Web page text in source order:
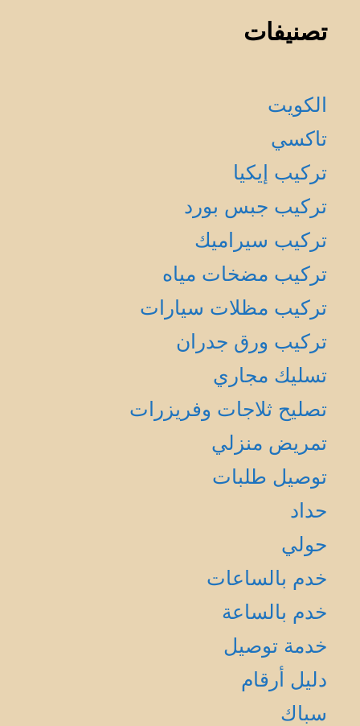
تصنيفات
الكويت
تاكسي
تركيب إيكيا
تركيب جبس بورد
تركيب سيراميك
تركيب مضخات مياه
تركيب مظلات سيارات
تركيب ورق جدران
تسليك مجاري
تصليح ثلاجات وفريزرات
تمريض منزلي
توصيل طلبات
حداد
حولي
خدم بالساعات
خدم بالساعة
خدمة توصيل
دليل أرقام
سباك